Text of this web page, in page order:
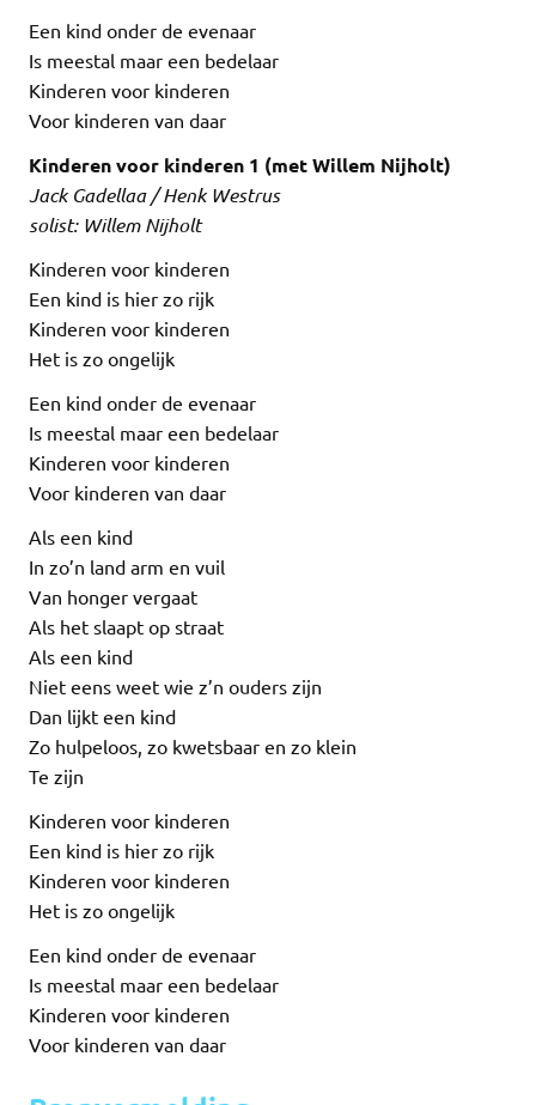
Een kind onder de evenaar
Is meestal maar een bedelaar
Kinderen voor kinderen
Voor kinderen van daar
Kinderen voor kinderen 1 (met Willem Nijholt)
Jack Gadellaa / Henk Westrus
solist: Willem Nijholt
Kinderen voor kinderen
Een kind is hier zo rijk
Kinderen voor kinderen
Het is zo ongelijk
Een kind onder de evenaar
Is meestal maar een bedelaar
Kinderen voor kinderen
Voor kinderen van daar
Als een kind
In zo’n land arm en vuil
Van honger vergaat
Als het slaapt op straat
Als een kind
Niet eens weet wie z’n ouders zijn
Dan lijkt een kind
Zo hulpeloos, zo kwetsbaar en zo klein
Te zijn
Kinderen voor kinderen
Een kind is hier zo rijk
Kinderen voor kinderen
Het is zo ongelijk
Een kind onder de evenaar
Is meestal maar een bedelaar
Kinderen voor kinderen
Voor kinderen van daar